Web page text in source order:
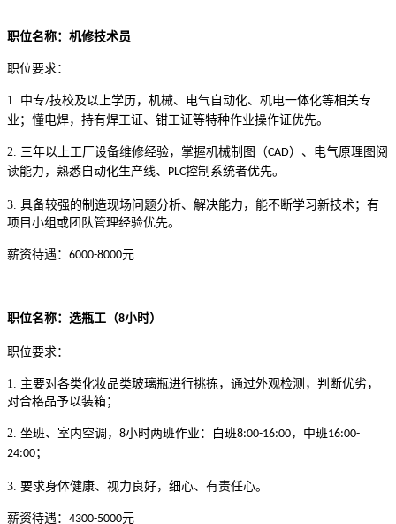
职位名称：机修技术员
职位要求：
1. 中专/技校及以上学历，机械、电气自动化、机电一体化等相关专
业；懂电焊，持有焊工证、钳工证等特种作业操作证优先。
2. 三年以上工厂设备维修经验，掌握机械制图（CAD）、电气原理图阅
读能力，熟悉自动化生产线、 PLC控制系统者优先。
3. 具备较强的制造现场问题分析、解决能力，能不断学习新技术；有
项目小组或团队管理经验优先。
薪资待遇： 6000-8000元
职位名称：选瓶工（8小时）
职位要求：
1. 主要对各类化妆品类玻璃瓶进行挑拣，通过外观检测，判断优劣，
对合格品予以装箱；
2. 坐班、室内空调， 8小时两班作业：白班8:00-16:00，中班16:00-
24:00；
3. 要求身体健康、视力良好，细心、有责任心。
薪资待遇： 4300-5000元